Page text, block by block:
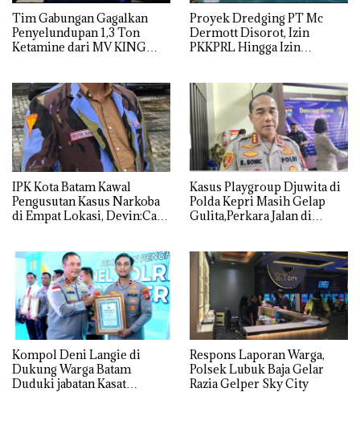
Tim Gabungan Gagalkan
Penyelundupan 1,3 Ton
Ketamine dari MV KING
Proyek Dredging PT Mc
Dermott Disorot, Izin
PKKPRL Hingga Izin
IPK Kota Batam Kawal
Pengusutan Kasus Narkoba
di Empat Lokasi, Devin:Cari
Kasus Playgroup Djuwita di
Polda Kepri Masih Gelap
Gulita,Perkara Jalan di
Kompol Deni Langie di
Dukung Warga Batam
Duduki jabatan Kasat
Respons Laporan Warga,
Polsek Lubuk Baja Gelar
Razia Gelper Sky City